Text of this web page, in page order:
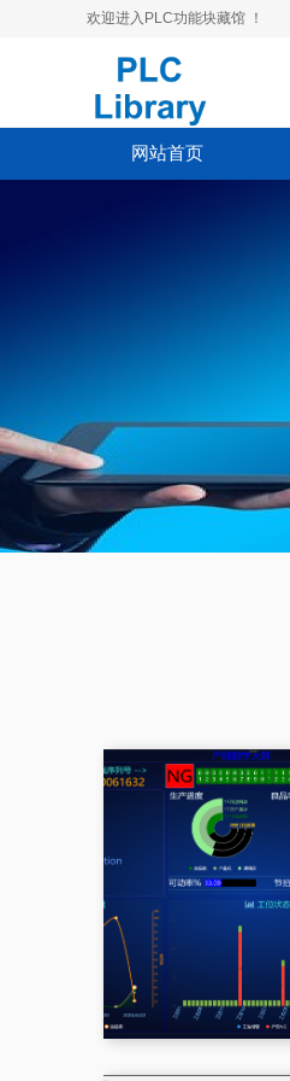
欢迎进入PLC功能块藏馆 ！
网站首页